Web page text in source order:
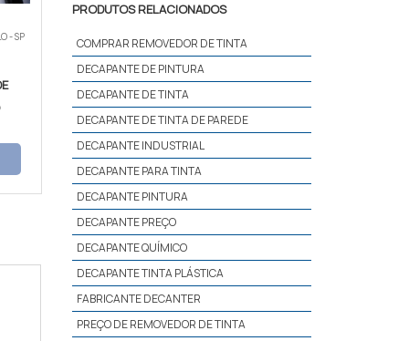
- SP
PRODUTOS RELACIONADOS
COMPRAR REMOVEDOR DE TINTA
DECAPANTE DE PINTURA
DECAPANTE DE TINTA
DECAPANTE DE TINTA DE PAREDE
DECAPANTE INDUSTRIAL
DECAPANTE PARA TINTA
DECAPANTE PINTURA
DECAPANTE PREÇO
DECAPANTE QUÍMICO
DECAPANTE TINTA PLÁSTICA
FABRICANTE DECANTER
PREÇO DE REMOVEDOR DE TINTA